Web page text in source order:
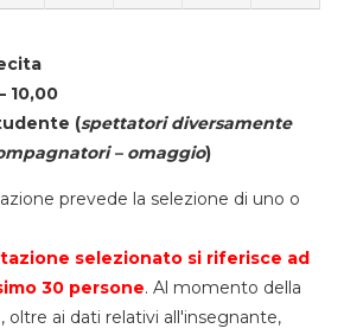
10,00
(spettatori diversamente
– omaggio)
prevede la selezione di uno o
selezionato si riferisce ad
30 persone. Al momento della
oltre ai dati relativi all'insegnante,